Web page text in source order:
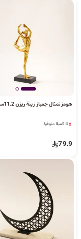
هومز تمثال جمباز زينة ريزن 11.2سم، ذهبي
4 كمية متوفرة
4 كمية متوفرة
79.9